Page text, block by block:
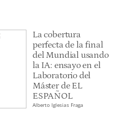
La cobertura
perfecta de la final
del Mundial usando
la IA: ensayo en el
Laboratorio del
Máster de EL
ESPAÑOL
Alberto Iglesias Fraga